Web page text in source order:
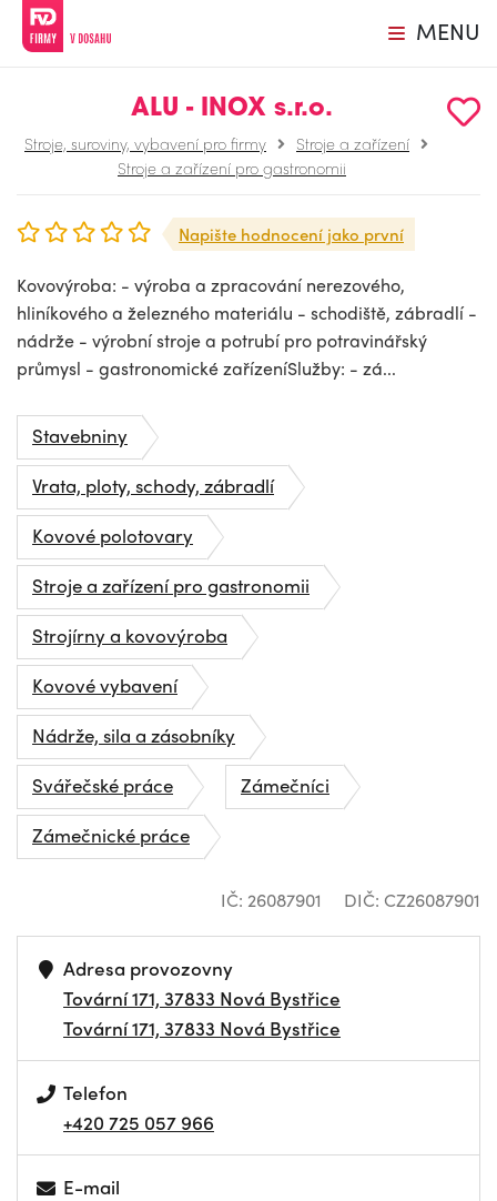
MENU
ALU - INOX s.r.o.
Stroje, suroviny, vybavení pro firmy
Stroje a zařízení
Stroje a zařízení pro gastronomii
Napište hodnocení jako první
Kovovýroba: - výroba a zpracování nerezového,
hliníkového a železného materiálu - schodiště, zábradlí -
nádrže - výrobní stroje a potrubí pro potravinářský
průmysl - gastronomické zařízeníSlužby: - zá...
Stavebniny
Vrata, ploty, schody, zábradlí
Kovové polotovary
Stroje a zařízení pro gastronomii
Strojírny a kovovýroba
Kovové vybavení
Nádrže, sila a zásobníky
Svářečské práce
Zámečníci
Zámečnické práce
IČ: 26087901 DIČ: CZ26087901
Adresa provozovny
Tovární 171, 37833 Nová Bystřice
Tovární 171, 37833 Nová Bystřice
Telefon
+420 725 057 966
E-mail